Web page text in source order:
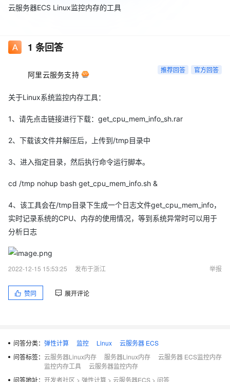
云服务器ECS Linux监控内存的工具
1 条回答
阿里云服务支持 推荐回答 官方回答
关于Linux系统监控内存工具：
1、请先点击链接进行下载：get_cpu_mem_info_sh.rar
2、下载该文件并解压后，上传到/tmp目录中
3、进入指定目录，然后执行命令运行脚本。
cd /tmp nohup bash get_cpu_mem_info.sh &
4、该工具会在/tmp目录下生成一个日志文件get_cpu_mem_info，
实时记录系统的CPU、内存的使用情况，等到系统异常时可以用于
分析日志
2022-12-15 15:53:25 发布于浙江 举报
赞同 展开评论
问答分类： 弹性计算 监控 Linux
云服务器 ECS
问答标签： 云服务器Linux内存 服务器Linux内存
云服务器 ECS监控内存
监控内存工具
云服务器监控内存
问答地址： 开发者社区 > 弹性计算 > 云服务器ECS > 问答